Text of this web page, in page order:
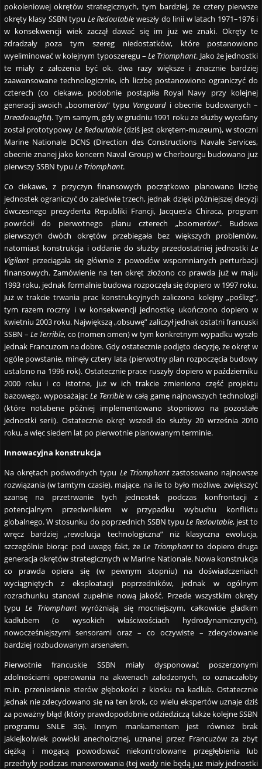
pokoleniowej okrętów strategicznych, tym bardziej, że cztery pierwsze
okręty klasy SSBN typu Le Redoutable weszły do linii w latach 1971–1976 i
w konsekwencji wiek zaczął dawać się im już we znaki. Okręty te
zdradzały poza tym szereg niedostatków, które postanowiono
wyeliminować w kolejnym typoszeregu –Le Triomphant. Jako że jednostki
te miały z założenia być ok. dwa razy większe i znacznie bardziej
zaawansowane technologicznie, ich liczbę postanowiono ograniczyć do
czterech (co ciekawe, podobnie postąpiła Royal Navy przy kolejnej
generacji swoich „boomerów” typu Vanguard i obecnie budowanych –
Dreadnought). Tym samym, gdy w grudniu 1991 roku ze służby wycofany
został prototypowyLe Redoutable(dziś jest okrętem-muzeum), w stoczni
Marine Nationale DCNS (Direction des Constructions Navale Services,
obecnie znanej jako koncern Naval Group) w Cherbourgu budowano już
pierwszy SSBN typu Le Triomphant.
Co ciekawe, z przyczyn finansowych początkowo planowano liczbę
jednostek ograniczyć do zaledwie trzech, jednak dzięki późniejszej decyzji
ówczesnego prezydenta Republiki Francji, Jacques'a Chiraca, program
powrócił do pierwotnego planu czterech „boomerów”. Budowa
pierwszych dwóch okrętów przebiegała bez większych problemów,
natomiast konstrukcja i oddanie do służby przedostatniej jednostkiLe
Vigilantprzeciągała się głównie z powodów wspomnianych perturbacji
finansowych. Zamówienie na ten okręt złożono co prawda już w maju
1993 roku, jednak formalnie budowa rozpoczęła się dopiero w 1997 roku.
Już w trakcie trwania prac konstrukcyjnych zaliczono kolejny „poślizg”,
tym razem roczny i w konsekwencji jednostkę ukończono dopiero w
kwietniu 2003 roku. Największą „obsuwę” zaliczył jednak ostatni francuski
SSBN –Le Terrible, co (nomen omen) w tym konkretnym wypadku wyszło
jednak Francuzom na dobre. Gdy ostatecznie podjęto decyzję, że okręt w
ogóle powstanie, minęły cztery lata (pierwotny plan rozpoczęcia budowy
ustalono na 1996 rok). Ostatecznie prace ruszyły dopiero w październiku
2000 roku i co istotne, już w ich trakcie zmieniono część projektu
bazowego, wyposażając Le Terriblew całą gamę najnowszych technologii
(które notabene później implementowano stopniowo na pozostałe
jednostki serii). Ostatecznie okręt wszedł do służby 20 września 2010
roku, a więc siedem lat po pierwotnie planowanym terminie.
Innowacyjna konstrukcja
Na okrętach podwodnych typu Le Triomphantzastosowano najnowsze
rozwiązania (w tamtym czasie), mające, na ile to było możliwe, zwiększyć
szansę na przetrwanie tych jednostek podczas konfrontacji z
potencjalnym przeciwnikiem w przypadku wybuchu konfliktu
globalnego. W stosunku do poprzednich SSBN typuLe Redoutable, jest to
wręcz bardziej „rewolucja technologiczna” niż klasyczna ewolucja,
szczególnie biorąc pod uwagę fakt, żeLe Triomphantto dopiero druga
generacja okrętów strategicznych w Marine Nationale. Nowa konstrukcja
co prawda opiera się (w pewnym stopniu) na doświadczeniach
wyciągniętych z eksploatacji poprzedników, jednak w ogólnym
rozrachunku stanowi zupełnie nową jakość. Przede wszystkim okręty
typuLe Triomphantwyróżniają się mocniejszym, całkowicie gładkim
kadłubem (o wysokich właściwościach hydrodynamicznych),
nowocześniejszymi sensorami oraz – co oczywiste – zdecydowanie
bardziej rozbudowanym arsenałem.
Pierwotnie francuskie SSBN miały dysponować poszerzonymi
zdolnościami operowania na akwenach zalodzonych, co oznaczałoby
m.in. przeniesienie sterów głębokości z kiosku na kadłub. Ostatecznie
jednak nie zdecydowano się na ten krok, co wielu ekspertów uznaje dziś
za poważny błąd (który prawdopodobnie odziedziczą także kolejne SSBN
programu SNLE 3G). Innym mankamentem jest również brak
jakiejkolwiek powłoki anechoicznej, uznanej przez Francuzów za zbyt
ciężką i mogącą powodować niekontrolowane przegłębienia lub
przechyły podczas manewrowania (tej wady nie będą już miały jednostki